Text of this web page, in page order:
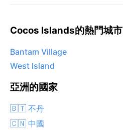
Cocos Islands的熱門城市
Bantam Village
West Island
亞洲的國家
🇧🇹 不丹
🇨🇳 中國